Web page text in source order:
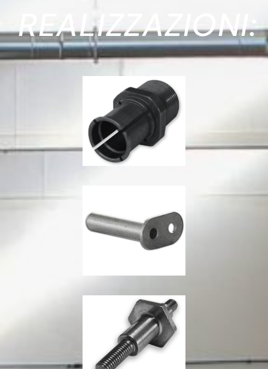
REALIZZAZIONI: